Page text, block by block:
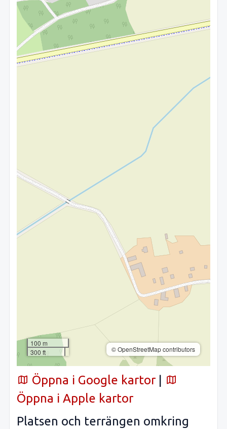
100 m
300 ft
© OpenStreetMap contributors
Öppna i Google kartor |
Öppna i Apple kartor
Platsen och terrängen omkring